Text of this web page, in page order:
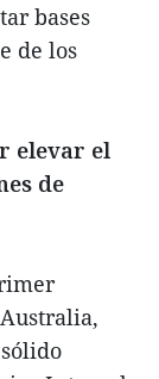
bases
de los
elevar el
de